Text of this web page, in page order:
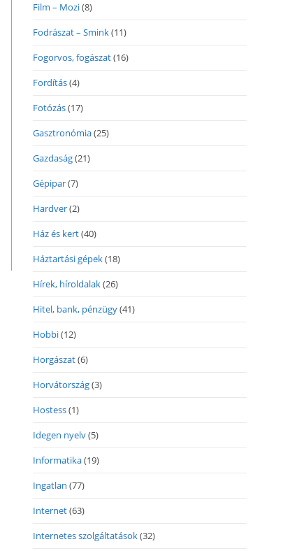
Film – Mozi(8)
Fodrászat – Smink(11)
Fogorvos, fogászat(16)
Fordítás(4)
Fotózás(17)
Gasztronómia(25)
Gazdaság(21)
Gépipar(7)
Hardver(2)
Ház és kert(40)
Háztartási gépek(18)
Hírek, híroldalak(26)
Hitel, bank, pénzügy(41)
Hobbi(12)
Horgászat(6)
Horvátország(3)
Hostess(1)
Idegen nyelv(5)
Informatika(19)
Ingatlan (77)
Internet(63)
Internetes szolgáltatások(32)